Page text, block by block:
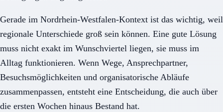
Gerade im Nordrhein-Westfalen-Kontext ist das wichtig, weil
regionale Unterschiede groß sein können. Eine gute Lösung
muss nicht exakt im Wunschviertel liegen, sie muss im
Alltag funktionieren. Wenn Wege, Ansprechpartner,
Besuchsmöglichkeiten und organisatorische Abläufe
zusammenpassen, entsteht eine Entscheidung, die auch über
die ersten Wochen hinaus Bestand hat.